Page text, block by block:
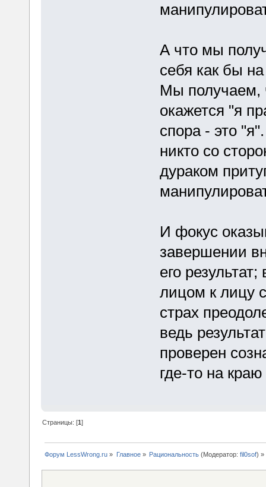
А что мы
себя как бы
Мы получаем,
окажется "я
спора - это
никто со
дураком
И фокус
завершении
его
лицом к лицу
страх
ведь
проверен
где-то на
Страницы: [1]
Форум LessWrong.ru » Главное» Рациональность(Модератор: fil0sof) »